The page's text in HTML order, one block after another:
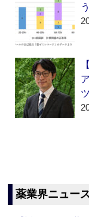
う
薬業界ニュー